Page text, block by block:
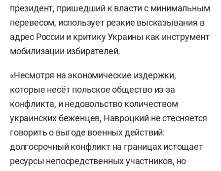
президент, пришедший к власти с минимальным
перевесом, использует резкие высказывания в
адрес России и критику Украины как инструмент
мобилизации избирателей.
«Несмотря на экономические издержки,
которые несёт польское общество из-за
конфликта, и недовольство количеством
украинских беженцев, Навроцкий не стесняется
говорить о выгоде военных действий:
долгосрочный конфликт на границах истощает
ресурсы непосредственных участников, но